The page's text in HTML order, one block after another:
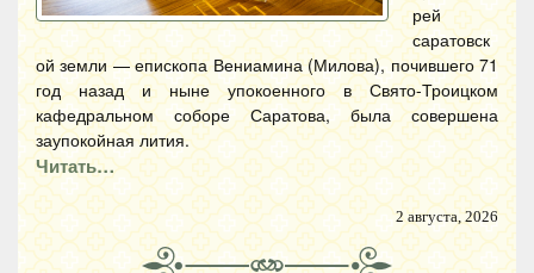
рей
саратовск
ой земли — епископа Вениамина (Милова), почившего 71
год назад и ныне упокоенного в Свято-Троицком
кафедральном соборе Саратова, была совершена
заупокойная лития.
Читать…
2 августа, 2026